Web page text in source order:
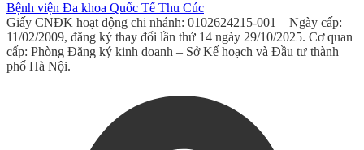
Bệnh viện Đa khoa Quốc Tế Thu Cúc
Giấy CNĐK hoạt động chi nhánh: 0102624215-001 – Ngày cấp:
11/02/2009, đăng ký thay đổi lần thứ 14 ngày 29/10/2025. Cơ quan
cấp: Phòng Đăng ký kinh doanh – Sở Kế hoạch và Đầu tư thành
phố Hà Nội.